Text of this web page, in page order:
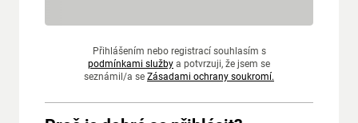
Přihlášením nebo registrací souhlasím s
podmínkami služby a potvrzuji, že jsem se
seznámil/a se Zásadami ochrany soukromí.